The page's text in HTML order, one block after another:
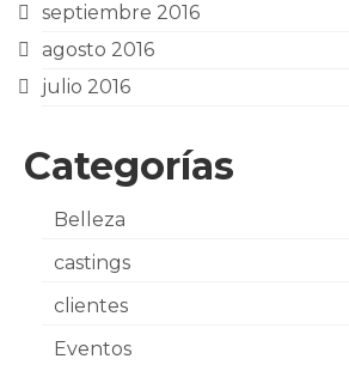
septiembre 2016
agosto 2016
julio 2016
Categorías
Belleza
castings
clientes
Eventos